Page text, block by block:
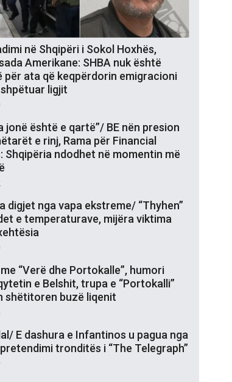
në Shqipëri i Sokol Hoxhës,
Amerikane: SHBA nuk është
për ata që keqpërdorin emigracioni
shpëtuar ligjit
jonë është e qartë”/ BE nën presion
e rinj, Rama për Financial
Shqipëria ndodhet në momentin më
digjet nga vapa ekstreme/ “Thyhen”
e temperaturave, mijëra viktima
“Verë dhe Portokalle”, humori
e Belshit, trupa e “Portokalli”
shëtitoren buzë liqenit
E dashura e Infantinos u pagua nga
pretendimi tronditës i “The Telegraph”